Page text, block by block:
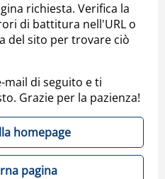
richiesta. Verifica la
di battitura nell'URL o
del sito per trovare ciò
di seguito e ti
Grazie per la pazienza!
homepage
pagina